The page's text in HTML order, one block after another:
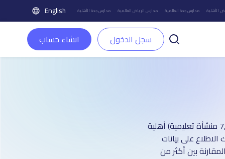
الأهلية مدارس جدة العالمية مدارس الرياض العالمية مدارس جدة الأهلية English
سجل الدخول انشاء حساب
دليل مدارس مدينة جدة الأهلية : أكثر من 3 صفحة تعريفية (تغطي أكثر من 7,500 منشأة تعليمية) أهلية
على بيانات
بين أكثر من